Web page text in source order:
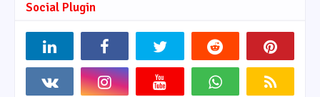
Social Plugin